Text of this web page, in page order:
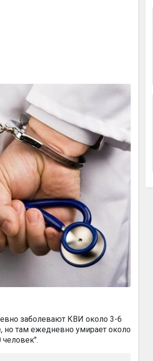
заболевают КВИ около 3-6
но там ежедневно умирает около
человек".